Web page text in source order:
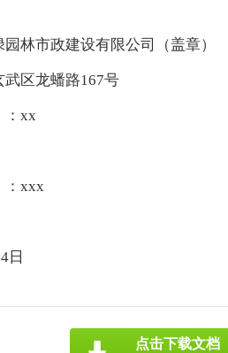
林市政建设有限公司（盖章）
区龙蟠路167号
：xx
：xxx
日
点击下载文档